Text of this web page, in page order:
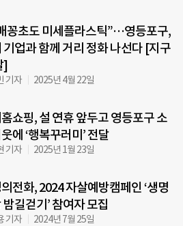
꽁초도 미세플라스틱”…영등포구,
기업과 함께 거리 정화 나선다 [지구
]
기자 2025년 4월 22일
쇼핑, 설 연휴 앞두고 영등포구 소
에 ‘행복꾸러미’ 전달
기자 2025년 1월 23일
전화, 2024 자살예방캠페인 ‘생명
밤길걷기’ 참여자 모집
기자 2024년 7월 25일